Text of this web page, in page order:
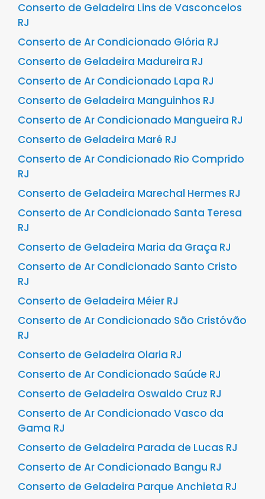
Conserto de Geladeira Lins de Vasconcelos
RJ
Conserto de Ar Condicionado Glória RJ
Conserto de Geladeira Madureira RJ
Conserto de Ar Condicionado Lapa RJ
Conserto de Geladeira Manguinhos RJ
Conserto de Ar Condicionado Mangueira RJ
Conserto de Geladeira Maré RJ
Conserto de Ar Condicionado Rio Comprido
RJ
Conserto de Geladeira Marechal Hermes RJ
Conserto de Ar Condicionado Santa Teresa
RJ
Conserto de Geladeira Maria da Graça RJ
Conserto de Ar Condicionado Santo Cristo
RJ
Conserto de Geladeira Méier RJ
Conserto de Ar Condicionado São Cristóvão
RJ
Conserto de Geladeira Olaria RJ
Conserto de Ar Condicionado Saúde RJ
Conserto de Geladeira Oswaldo Cruz RJ
Conserto de Ar Condicionado Vasco da
Gama RJ
Conserto de Geladeira Parada de Lucas RJ
Conserto de Ar Condicionado Bangu RJ
Conserto de Geladeira Parque Anchieta RJ